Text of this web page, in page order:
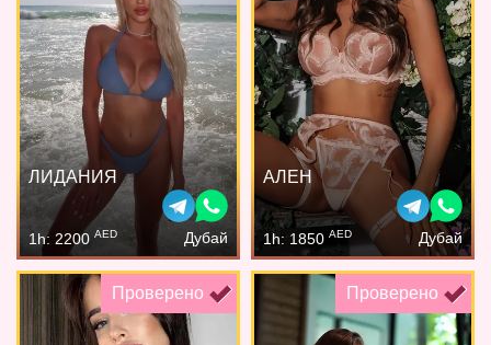
ЛИДАНИЯ
1h: 2200 AED Дубай
АЛЕН
1h: 1850 AED Дубай
Проверено Проверено